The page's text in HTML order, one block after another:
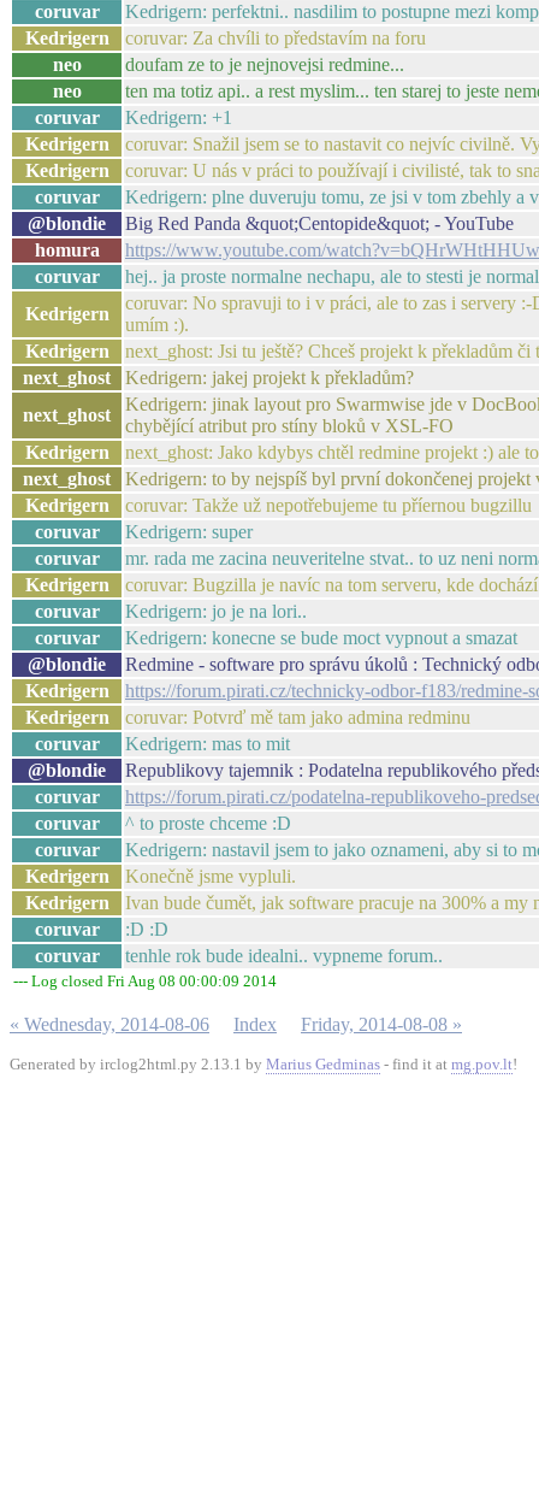
coruvar
Kedrigern: perfektni.. nasdilim to postupne mezi
Kedrigern
coruvar: Za chvíli to představím na foru
neo
doufam ze to je nejnovejsi redmine...
neo
ten ma totiz api.. a rest myslim... ten starej to jeste
coruvar
Kedrigern: +1
Kedrigern
coruvar: Snažil jsem se to nastavit co nejvíc civilně.
Kedrigern
coruvar: U nás v práci to používají i civilisté, tak to
coruvar
Kedrigern: plne duveruju tomu, ze jsi v tom zbehly a
@blondie
Big Red Panda &quot;Centopide&quot; - YouTube
homura
https://www.youtube.com/watch?v=bQHrWHtHHUw
coruvar
hej.. ja proste normalne nechapu, ale to stesti je
Kedrigern
coruvar: No spravuji to i v práci, ale to zas i servery
umím :).
Kedrigern
next_ghost: Jsi tu ještě? Chceš projekt k překladům
next_ghost
Kedrigern: jakej projekt k překladům?
next_ghost
Kedrigern: jinak layout pro Swarmwise jde v
chybějící atribut pro stíny bloků v XSL-FO
Kedrigern
next_ghost: Jako kdybys chtěl redmine projekt :) ale
next_ghost
Kedrigern: to by nejspíš byl první dokončenej projekt
Kedrigern
coruvar: Takže už nepotřebujeme tu příernou bugzillu
coruvar
Kedrigern: super
coruvar
mr. rada me zacina neuveritelne stvat.. to uz neni
Kedrigern
coruvar: Bugzilla je navíc na tom serveru, kde
coruvar
Kedrigern: jo je na lori..
coruvar
Kedrigern: konecne se bude moct vypnout a smazat
@blondie
Redmine - software pro správu úkolů : Technický
Kedrigern
https://forum.pirati.cz/technicky-odbor-f183/redmine-
Kedrigern
coruvar: Potvrď mě tam jako admina redminu
coruvar
Kedrigern: mas to mit
@blondie
Republikovy tajemnik : Podatelna republikového
coruvar
https://forum.pirati.cz/podatelna-republikoveho-
coruvar
^ to proste chceme :D
coruvar
Kedrigern: nastavil jsem to jako oznameni, aby si to
Kedrigern
Konečně jsme vypluli.
Kedrigern
Ivan bude čumět, jak software pracuje na 300% a my
coruvar
:D :D
coruvar
tenhle rok bude idealni.. vypneme forum..
--- Log closed Fri Aug 08 00:00:09 2014
« Wednesday, 2014-08-06 Index Friday, 2014-08-08 »
Generated by irclog2html.py 2.13.1 by Marius Gedminas - find it at mg.pov.lt!